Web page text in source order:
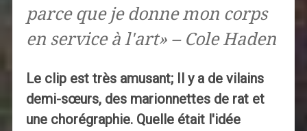
parce que je donne mon corps
en service à l'art» – Cole Haden
Le clip est très amusant; Il y a de vilains
demi-sœurs, des marionnettes de rat et
une chorégraphie. Quelle était l'idée